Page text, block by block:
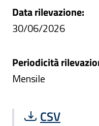
Data rilevazione:
30/06/2026
Periodicità
Mensile
Scarica file
CSV